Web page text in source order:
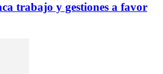
trabajo y gestiones a favor